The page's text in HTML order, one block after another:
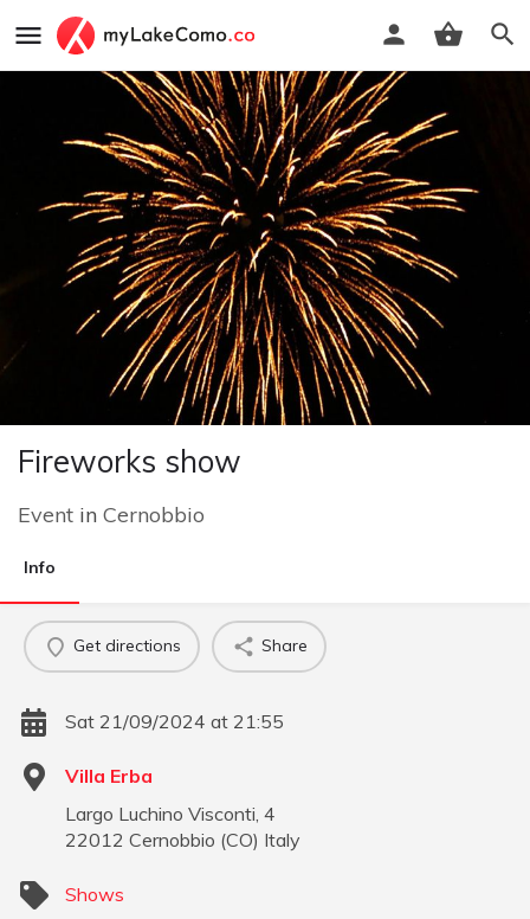
Fireworks show
Event in Cernobbio
Info
Get directions Share
Sat 21/09/2024 at 21:55
Villa Erba
Largo Luchino Visconti, 4
22012 Cernobbio (CO) Italy
Shows